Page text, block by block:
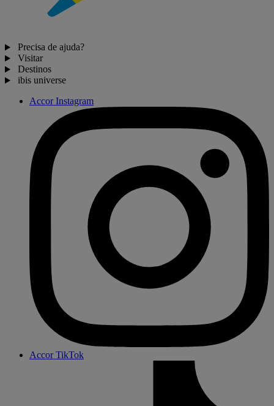
Precisa de ajuda?
Visitar
Destinos
ibis universe
Accor Instagram
Accor TikTok